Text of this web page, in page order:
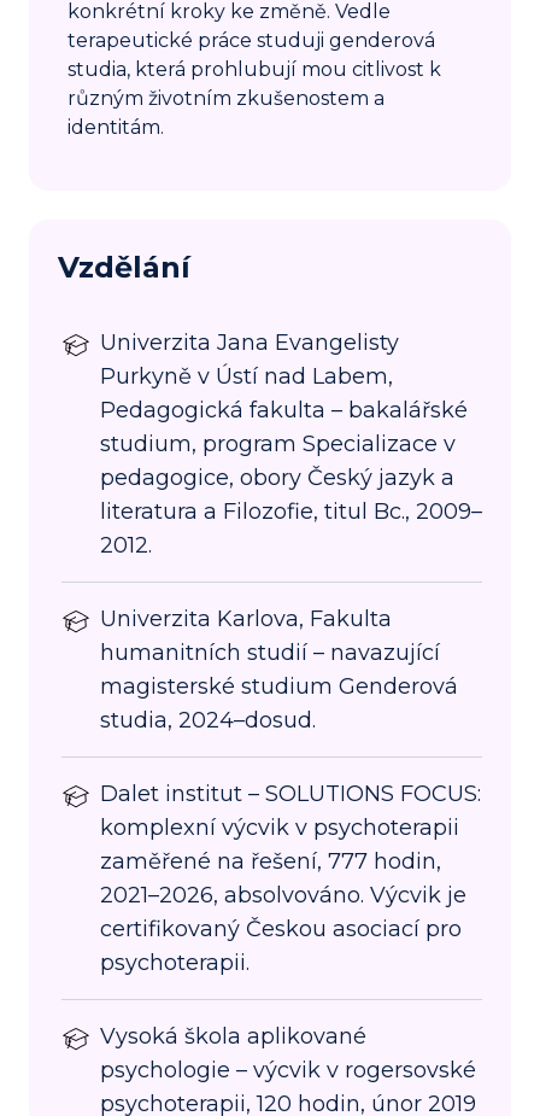
konkrétní kroky ke změně. Vedle
terapeutické práce studuji genderová
studia, která prohlubují mou citlivost k
různým životním zkušenostem a
identitám.
Vzdělání
Univerzita Jana Evangelisty
Purkyně v Ústí nad Labem,
Pedagogická fakulta – bakalářské
studium, program Specializace v
pedagogice, obory Český jazyk a
literatura a Filozofie, titul Bc., 2009–
2012.
Univerzita Karlova, Fakulta
humanitních studií – navazující
magisterské studium Genderová
studia, 2024–dosud.
Dalet institut – SOLUTIONS FOCUS:
komplexní výcvik v psychoterapii
zaměřené na řešení, 777 hodin,
2021–2026, absolvováno. Výcvik je
certifikovaný Českou asociací pro
psychoterapii.
Vysoká škola aplikované
psychologie – výcvik v rogersovské
psychoterapii, 120 hodin, únor 2019